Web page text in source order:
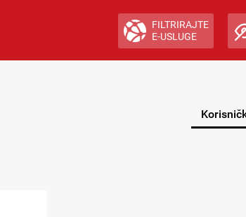
FILTRIRAJTE
E-USLUGE